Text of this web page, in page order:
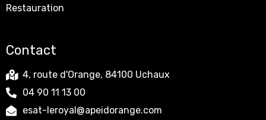
Restauration
Contact
4, route d'Orange, 84100 Uchaux
04 90 11 13 00
esat-leroyal@apeidorange.com